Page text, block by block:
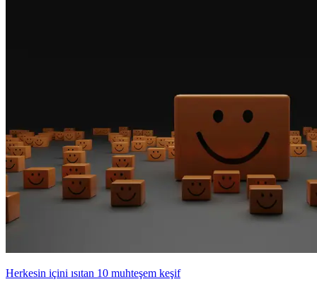
Herkesin içini ısıtan 10 muhteşem keşif